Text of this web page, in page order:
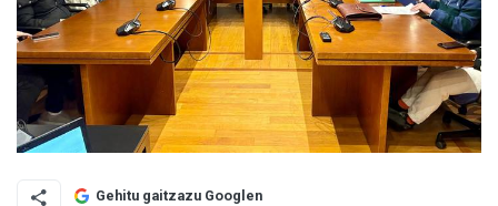
Gehitu gaitzazu Googlen